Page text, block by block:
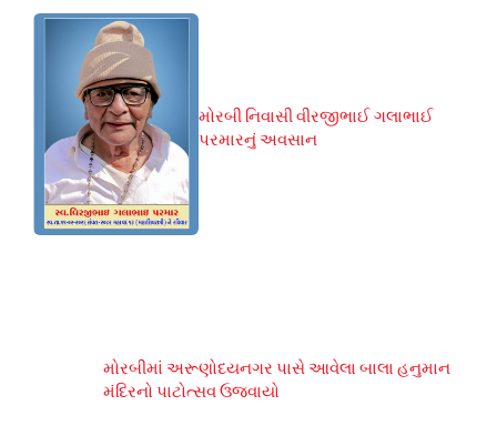
મોરબી નિવાસી વીરજીભાઈ ગલાભાઈ
પરમારનું અવસાન
મોરબીમાં અરૂણોદયનગર પાસે આવેલા બાલા હનુમાન
મંદિરનો પાટોત્સવ ઉજવાયો